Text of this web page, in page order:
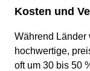
Kosten und
Während
hochwertige,
oft um 30 bis 50